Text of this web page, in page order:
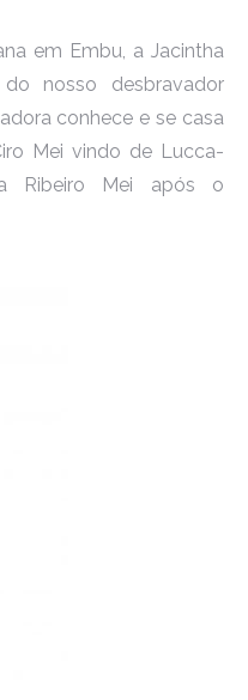
em Embu, a Jacintha
nosso desbravador
conhece e se casa
Mei vindo de Lucca-
Ribeiro Mei após o